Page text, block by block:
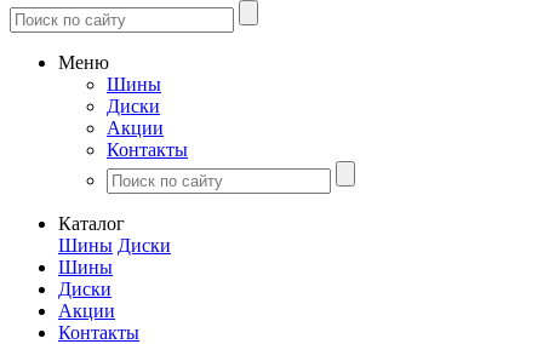
Меню
Шины
Диски
Акции
Контакты
Каталог
Шины Диски
Шины
Диски
Акции
Контакты